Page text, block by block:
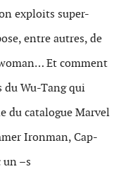
exploits super-
entre autres, de
Et com­ment
du Wu-Tang qui
du cat­a­logue Mar­vel
Iron­man, Cap­
un –s